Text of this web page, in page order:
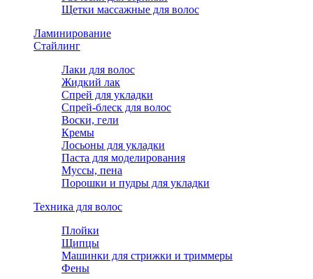
Щетки массажные для волос
Ламинирование
Стайлинг
Лаки для волос
Жидкий лак
Спрей для укладки
Спрей-блеск для волос
Воски, гели
Кремы
Лосьоны для укладки
Паста для моделирования
Муссы, пена
Порошки и пудры для укладки
Техника для волос
Плойки
Щипцы
Машинки для стрижки и триммеры
Фены